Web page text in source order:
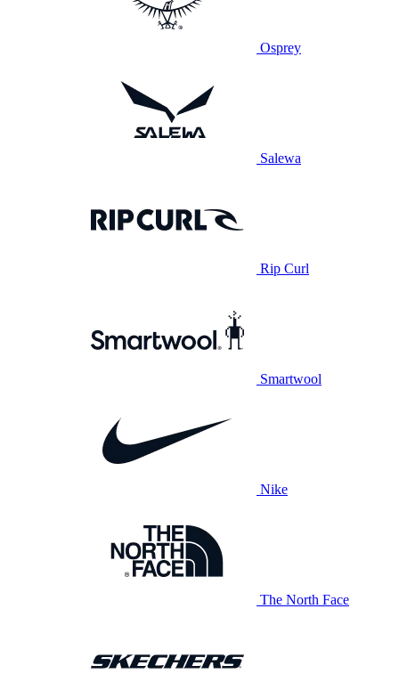
Osprey
Salewa
Rip Curl
Smartwool
Nike
The North Face